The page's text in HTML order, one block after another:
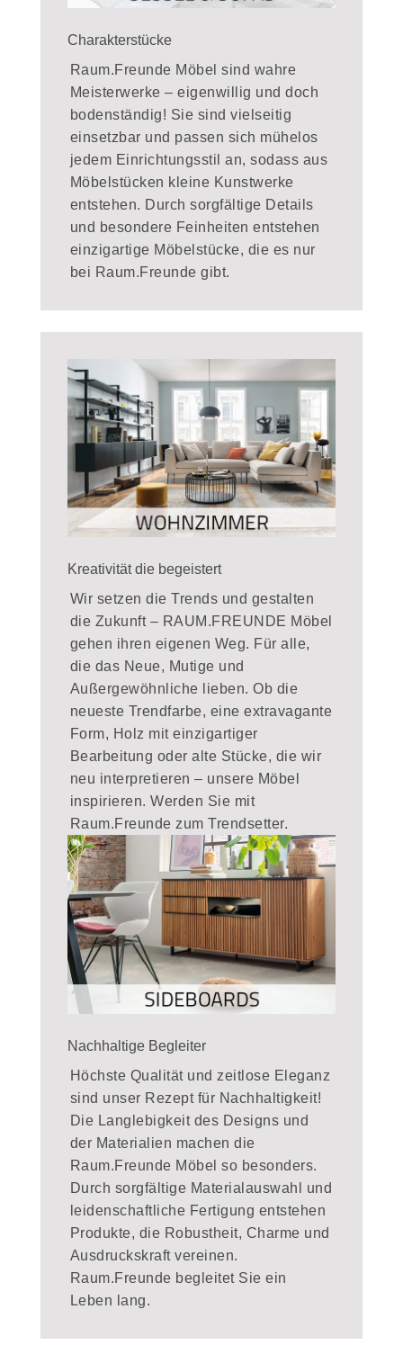
Charakterstücke
Raum.Freunde Möbel sind wahre
Meisterwerke – eigenwillig und doch
bodenständig! Sie sind vielseitig
einsetzbar und passen sich mühelos
jedem Einrichtungsstil an, sodass aus
Möbelstücken kleine Kunstwerke
entstehen. Durch sorgfältige Details
und besondere Feinheiten entstehen
einzigartige Möbelstücke, die es nur
bei Raum.Freunde gibt.
Nachhaltige Begleiter
Höchste Qualität und zeitlose Eleganz
sind unser Rezept für Nachhaltigkeit!
Die Langlebigkeit des Designs und
der Materialien machen die
Raum.Freunde Möbel so besonders.
Durch sorgfältige Materialauswahl und
leidenschaftliche Fertigung entstehen
Produkte, die Robustheit, Charme und
Ausdruckskraft vereinen.
Raum.Freunde begleitet Sie ein
Leben lang.
Kreativität die begeistert
Wir setzen die Trends und gestalten
die Zukunft – RAUM.FREUNDE Möbel
gehen ihren eigenen Weg. Für alle,
die das Neue, Mutige und
Außergewöhnliche lieben. Ob die
neueste Trendfarbe, eine extravagante
Form, Holz mit einzigartiger
Bearbeitung oder alte Stücke, die wir
neu interpretieren – unsere Möbel
inspirieren. Werden Sie mit
Raum.Freunde zum Trendsetter.